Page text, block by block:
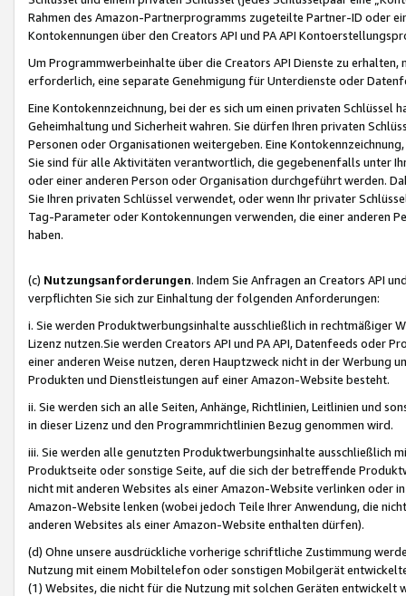
Rahmen des Amazon-Partnerprogramms zugeteilte Partner-ID oder
Kontokennungen über den Creators API und PA API
Um Programmwerbeinhalte über die Creators API Dienste zu
erforderlich, eine separate Genehmigung für Unterdienste oder
Eine Kontokennzeichnung, bei der es sich um einen privaten
Geheimhaltung und Sicherheit wahren. Sie dürfen Ihren privaten
Personen oder Organisationen weitergeben. Eine
Sie sind für alle Aktivitäten verantwortlich, die gegebenenfalls unter
oder einer anderen Person oder Organisation durchgeführt werden.
Sie Ihren privaten Schlüssel verwendet, oder wenn Ihr privater
Tag-Parameter oder Kontokennungen verwenden, die einer anderen
haben.
(c) Nutzungsanforderungen. Indem Sie Anfragen an Creators API
verpflichten Sie sich zur Einhaltung der folgenden Anforderungen:
i. Sie werden Produktwerbungsinhalte ausschließlich in rechtmäßiger
Lizenz nutzen.Sie werden Creators API und PA API, Datenfeeds oder
einer anderen Weise nutzen, deren Hauptzweck nicht in der Werbung
Produkten und Dienstleistungen auf einer Amazon-Website besteht.
ii. Sie werden sich an alle Seiten, Anhänge, Richtlinien, Leitlinien und
in dieser Lizenz und den Programmrichtlinien Bezug genommen wird.
iii. Sie werden alle genutzten Produktwerbungsinhalte ausschließlich
Produktseite oder sonstige Seite, auf die sich der betreffende
nicht mit anderen Websites als einer Amazon-Website verlinken oder
Amazon-Website lenken (wobei jedoch Teile Ihrer Anwendung, die
anderen Websites als einer Amazon-Website enthalten dürfen).
(d) Ohne unsere ausdrückliche vorherige schriftliche Zustimmung
Nutzung mit einem Mobiltelefon oder sonstigen Mobilgerät
(1) Websites, die nicht für die Nutzung mit solchen Geräten